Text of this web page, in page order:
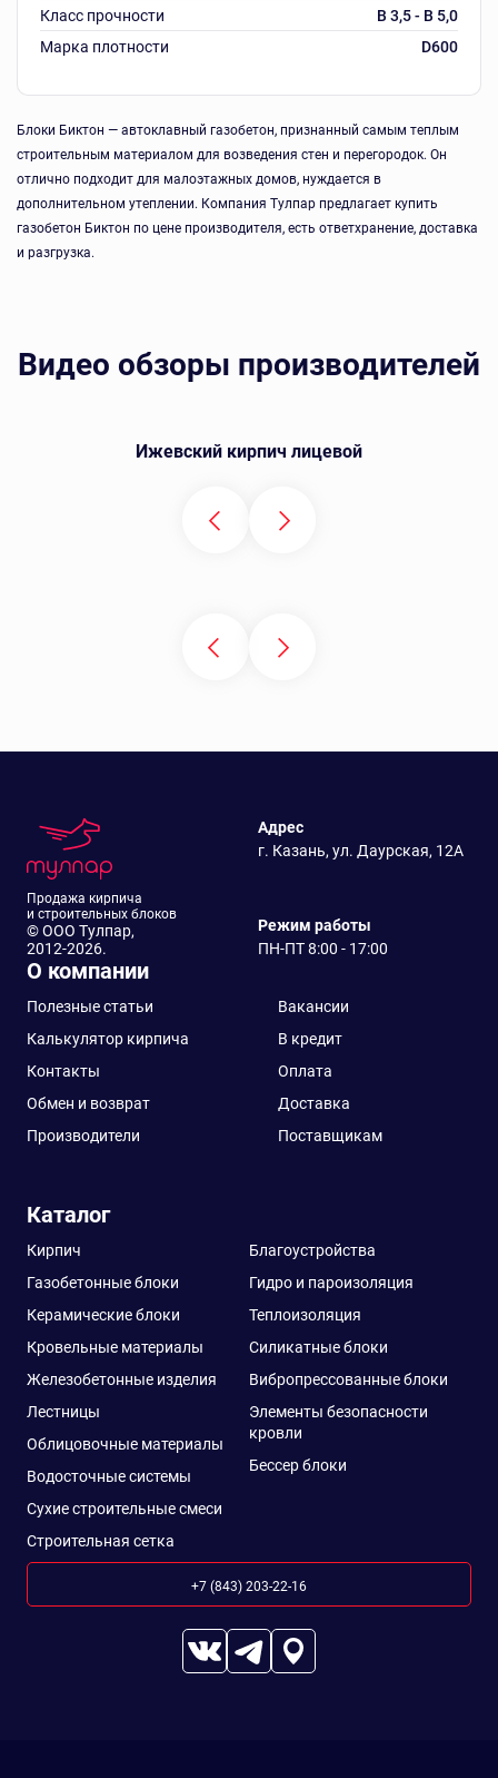
Класс прочности
B 3,5 - B 5,0
Марка плотности
D600
Блоки Биктон — автоклавный газобетон, признанный самым теплым
строительным материалом для возведения стен и перегородок. Он
отлично подходит для малоэтажных домов, нуждается в
дополнительном утеплении. Компания Тулпар предлагает купить
газобетон Биктон по цене производителя, есть ответхранение, доставка
и разгрузка.
Видео обзоры производителей
Ижевский кирпич лицевой
Продажа кирпича
и строительных блоков
© ООО Тулпар,
2012-2026.
Адрес
г. Казань, ул. Даурская, 12А
Режим работы
ПН-ПТ 8:00 - 17:00
О компании
Полезные статьи
Вакансии
Калькулятор кирпича
В кредит
Контакты
Оплата
Обмен и возврат
Доставка
Производители
Поставщикам
Каталог
Кирпич
Газобетонные блоки
Керамические блоки
Кровельные материалы
Железобетонные изделия
Лестницы
Облицовочные материалы
Водосточные системы
Сухие строительные смеси
Строительная сетка
Благоустройства
Гидро и пароизоляция
Теплоизоляция
Силикатные блоки
Вибропрессованные блоки
Элементы безопасности
кровли
Бессер блоки
+7 (843) 203-22-16